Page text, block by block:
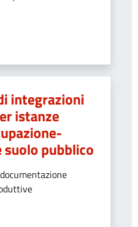
integrazioni
istanze
pubblico